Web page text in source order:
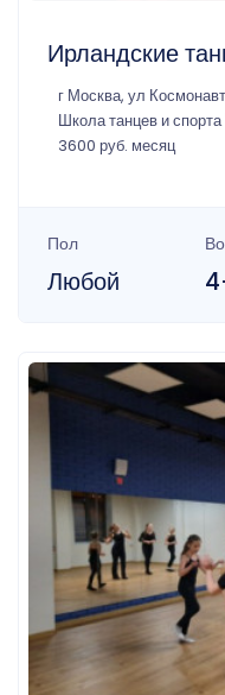
Ирландские
г Москва, ул
Школа танцев и
3600 руб. месяц
Пол
Любой